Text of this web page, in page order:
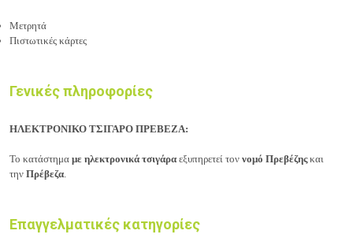
Μετρητά
Πιστωτικές κάρτες
Γενικές πληροφορίες
ΗΛΕΚΤΡΟΝΙΚΟ ΤΣΙΓΑΡΟ ΠΡΕΒΕΖΑ:
Το κατάστημα με ηλεκτρονικά τσιγάρα εξυπηρετεί τον νομό Πρεβέζηςκαι
την Πρέβεζα.
Επαγγελματικές κατηγορίες